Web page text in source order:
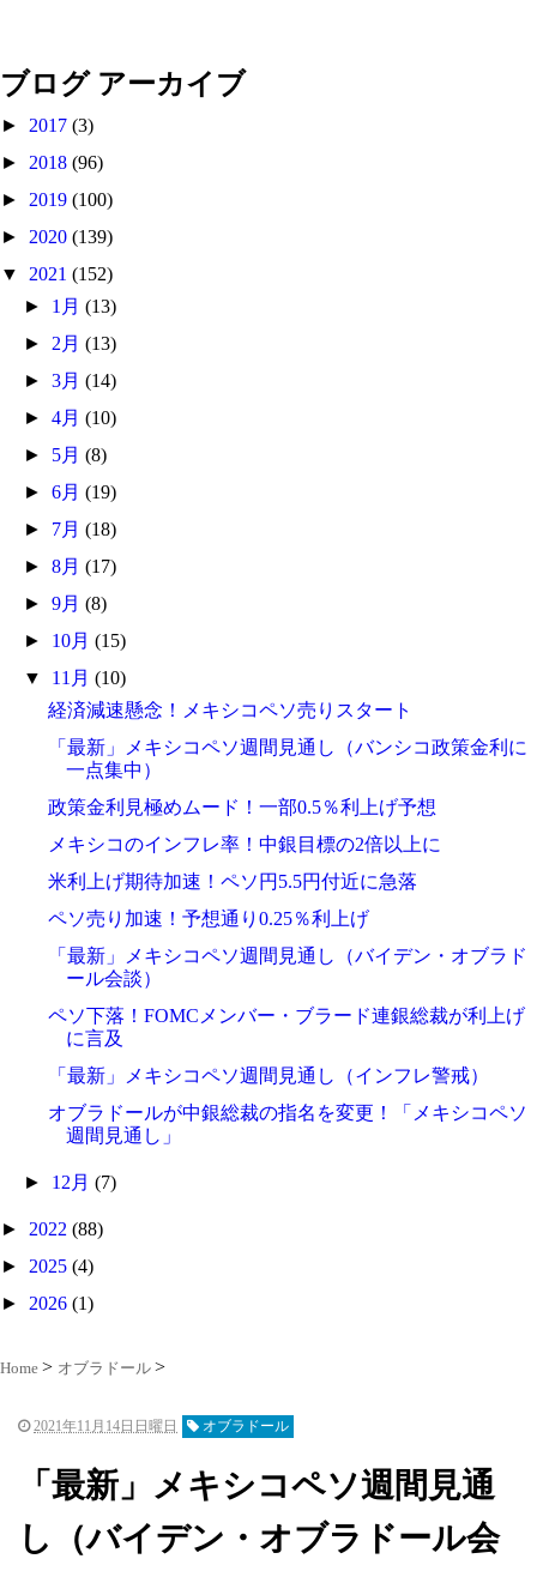
ブログ アーカイブ
► 2017 (3)
► 2018 (96)
► 2019 (100)
► 2020 (139)
▼ 2021 (152)
► 1月(13)
► 2月(13)
►3月(14)
►4月(10)
► 5月(8)
►6月(19)
► 7月(18)
►8月(17)
►9月(8)
► 10月(15)
▼ 11月(10)
経済減速懸念！メキシコペソ売りスタート
「最新」メキシコペソ週間見通し（バンシコ政策金利に
一点集中）
政策金利見極めムード！一部0.5％利上げ予想
メキシコのインフレ率！中銀目標の2倍以上に
米利上げ期待加速！ペソ円5.5円付近に急落
ペソ売り加速！予想通り0.25％利上げ
「最新」メキシコペソ週間見通し（バイデン・オブラド
ール会談）
ペソ下落！FOMCメンバー・ブラード連銀総裁が利上げ
に言及
「最新」メキシコペソ週間見通し（インフレ警戒）
オブラドールが中銀総裁の指名を変更！「メキシコペソ
週間見通し」
► 12月(7)
► 2022 (88)
► 2025 (4)
► 2026 (1)
Home オブラドール
2021年11月14日日曜日 オブラドール
「最新」メキシコペソ週間見通
し（バイデン・オブラドール会